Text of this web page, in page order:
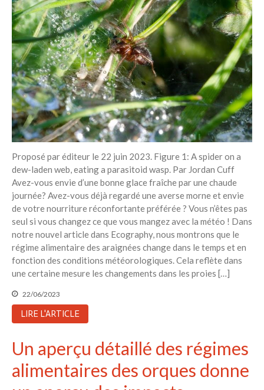
Proposé par éditeur le 22 juin 2023. Figure 1: A spider on a
dew-laden web, eating a parasitoid wasp. Par Jordan Cuff
Avez-vous envie d’une bonne glace fraîche par une chaude
journée? Avez-vous déjà regardé une averse morne et envie
de votre nourriture réconfortante préférée ? Vous n’êtes pas
seul si vous changez ce que vous mangez avec la météo ! Dans
notre nouvel article dans Ecography, nous montrons que le
régime alimentaire des araignées change dans le temps et en
fonction des conditions météorologiques. Cela reflète dans
une certaine mesure les changements dans les proies […]
22/06/2023
LIRE L'ARTICLE
Un aperçu détaillé des régimes
alimentaires des orques donne